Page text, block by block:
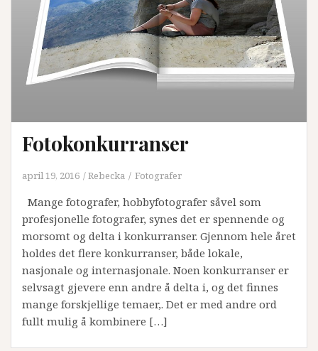
Fotokonkurranser
april 19, 2016 Rebecka Fotografer
Mange fotografer, hobbyfotografer såvel som
profesjonelle fotografer, synes det er spennende og
morsomt og delta i konkurranser. Gjennom hele året
holdes det flere konkurranser, både lokale,
nasjonale og internasjonale. Noen konkurranser er
selvsagt gjevere enn andre å delta i, og det finnes
mange forskjellige temaer,. Det er med andre ord
fullt mulig å kombinere […]